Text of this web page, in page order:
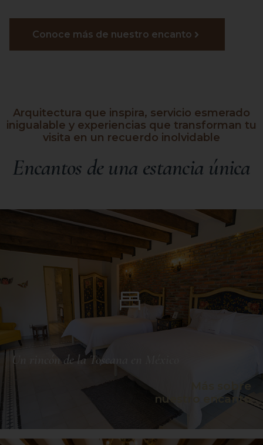
Conoce más de nuestro encanto
Arquitectura que inspira, servicio esmerado
inigualable y experiencias que transforman tu
visita en un recuerdo inolvidable
Encantos de una estancia única
Un rincón de la Toscana en México
Más sobre
nuestro encanto